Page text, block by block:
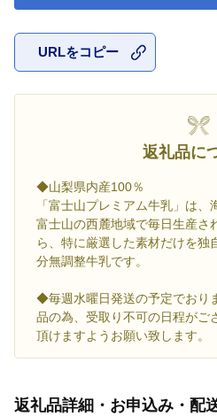
URLをコピー
返礼品に
◆山梨県内産100％
「富士山プレミアム牛乳」は
富士山の西麓地域で毎日生産さ
ら、特に厳選した素材だけを独
分無調整牛乳です。
◆毎週水曜日発送の予定でおり
品の為、受取り不可の日程がご
頂けますようお願い致します。
返礼品詳細・お申込み・配